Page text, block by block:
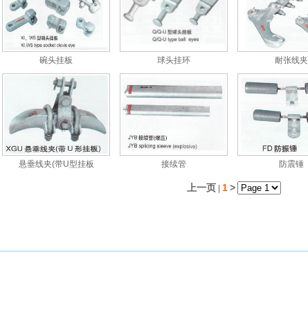
碗头挂板 球头挂环 耐张线夹
悬垂线夹(带U型挂板 接续管 防震锤
上一页 1>